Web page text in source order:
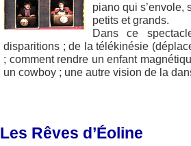
piano qui s’envole,
petits et grands.
Dans ce
disparitions ; de la télékinésie
; comment rendre un enfant
un cowboy ; une autre vision de la
Les Rêves d’Éoline